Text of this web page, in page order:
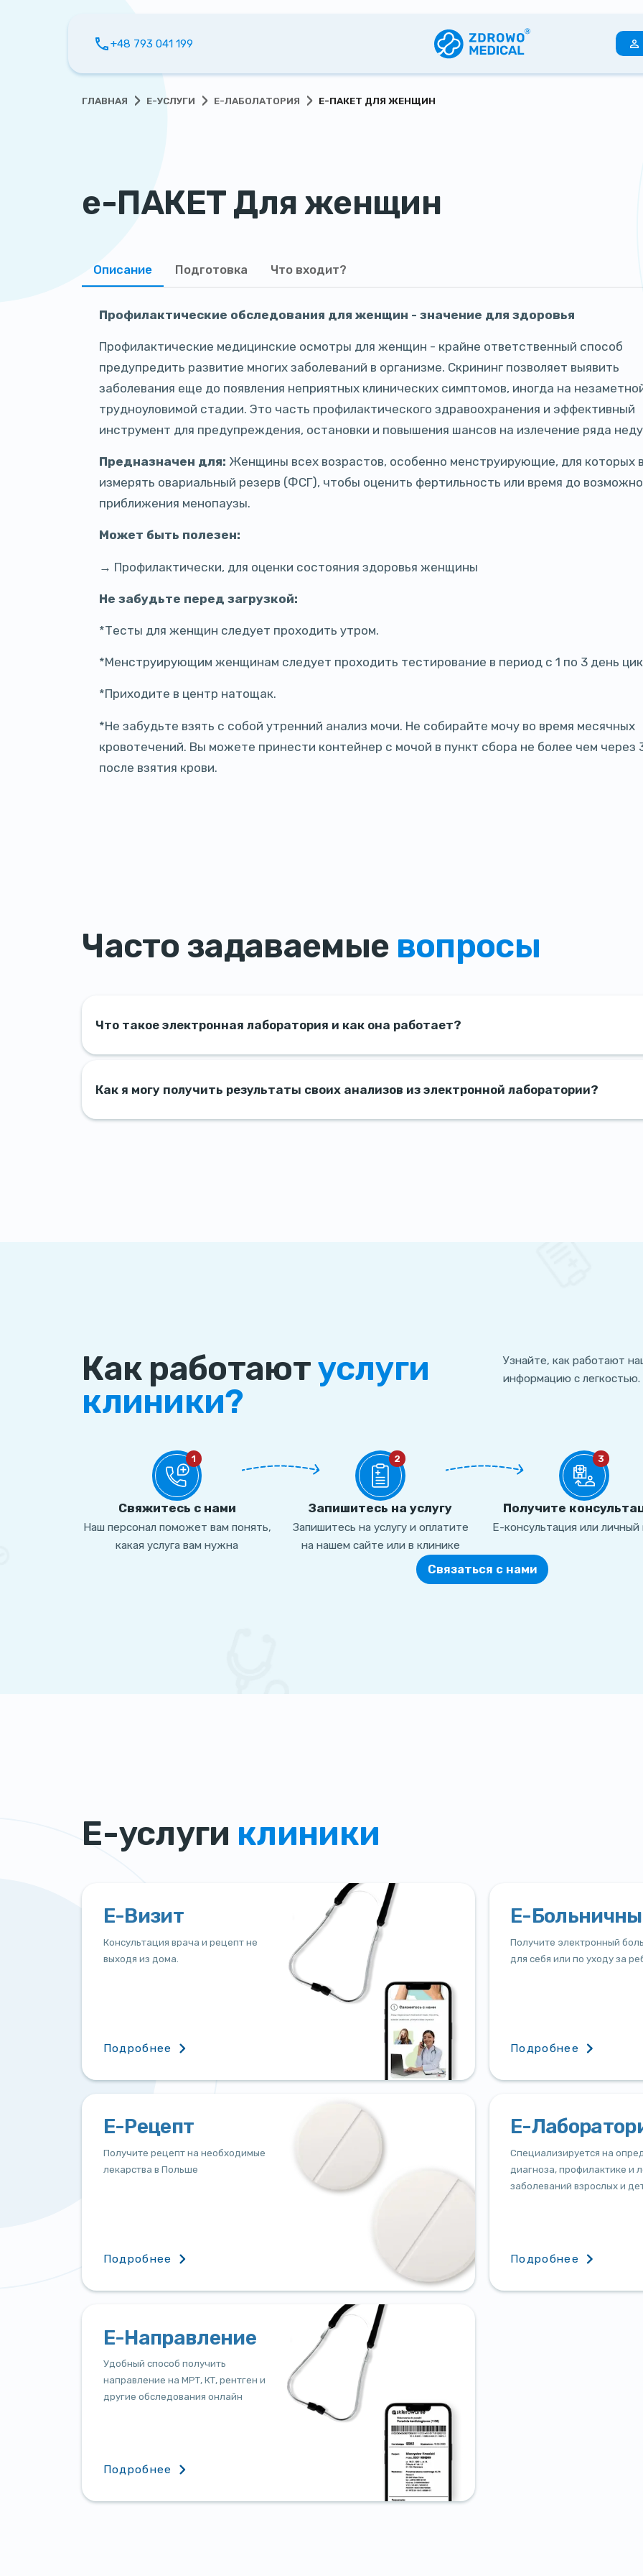
+48 793 041 199
ГЛАВНАЯ › Е-УСЛУГИ › Е-ЛАБОЛАТОРИЯ › Е-ПАКЕТ ДЛЯ ЖЕНЩИН
е-ПАКЕТ Для женщин
Описание Подготовка Что входит?
Профилактические обследования для женщин - значение для здоровья
Профилактические медицинские осмотры для женщин - крайне ответственный способ
предупредить развитие многих заболеваний в организме. Скрининг позволяет выявить
заболевания еще до появления неприятных клинических симптомов, иногда на
трудноуловимой стадии. Это часть профилактического здравоохранения и эффективный
инструмент для предупреждения, остановки и повышения шансов на излечение ряда
Предназначен для: Женщины всех возрастов, особенно менструирующие, для которых
измерять овариальный резерв (ФСГ), чтобы оценить фертильность или время до
приближения менопаузы.
Может быть полезен:
→ Профилактически, для оценки состояния здоровья женщины
Не забудьте перед загрузкой:
*Тесты для женщин следует проходить утром.
*Менструирующим женщинам следует проходить тестирование в период с 1 по 3 день
*Приходите в центр натощак.
*Не забудьте взять с собой утренний анализ мочи. Не собирайте мочу во время месячных
кровотечений. Вы можете принести контейнер с мочой в пункт сбора не более чем через
после взятия крови.
Часто задаваемые вопросы
Что такое электронная лаборатория и как она работает?
Как я могу получить результаты своих анализов из электронной лаборатории?
Как работаютуслуги
клиники?
Узнайте, как работают
информацию с легкостью.
1
Свяжитесь с нами
Наш персонал поможет вам понять,
какая услуга вам нужна
2
Запишитесь на услугу
Запишитесь на услугу и оплатите
на нашем сайте или в клинике
3
Получите
Е-консультация или личный
Связаться с нами
Е-услуги клиники
Е-Визит
Консультация врача и рецепт не
выходя из дома.
Подробнее
Е-
Получите электронный
для себя или по уходу за
Подробнее
Е-Рецепт
Получите рецепт на необходимые
лекарства в Польше
Подробнее
Е-
Специализируется на
диагноза, профилактике и
заболеваний взрослых и
Подробнее
Е-Направление
Удобный способ получить
направление на МРТ, КТ, рентген и
другие обследования онлайн
Подробнее